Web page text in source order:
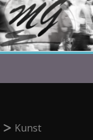
Kunst